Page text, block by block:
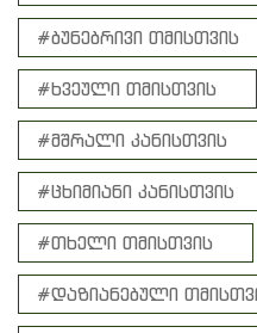
#ბუნებრივი თმისთვის
#ხვეული თმისთვის
#მშრალი კანისთვის
#ცხიმიანი კანისთვის
#თხელი თმისთვის
#დაზიანებული